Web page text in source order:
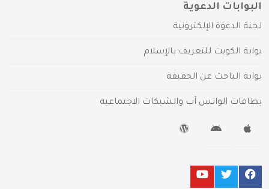
البوابات الدعوية
لجنة الدعوة الإلكترونية
بوابة الكويت للتعريف بالإسلام
بوابة الباحث عن الحقيقة
بطاقات الواتس آب والشبكات الاجتماعية